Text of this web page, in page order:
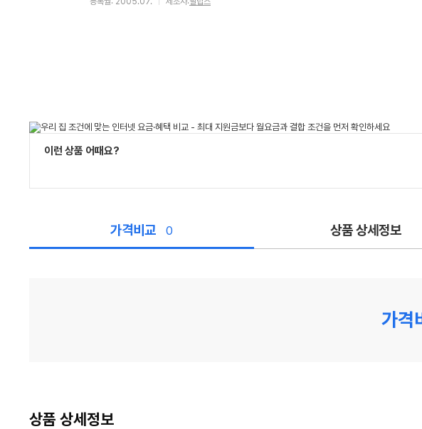
이런 상품 어때요?
가격비교 0 상품 상세정보
가격
상품 상세정보